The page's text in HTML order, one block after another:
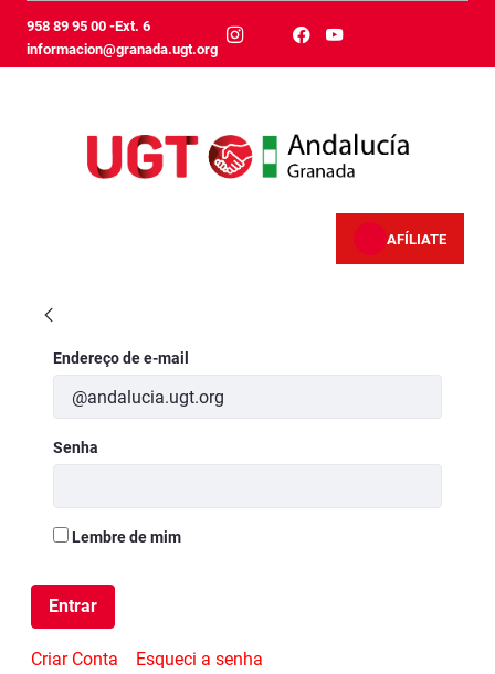
Pular para o Conteúdo principal
958 89 95 00 -Ext. 6
informacion@granada.ugt.org
AFÍLIATE
Autenticação
Endereço de e-mail
Senha
Lembre de mim
Entrar
Criar Conta Esqueci a senha